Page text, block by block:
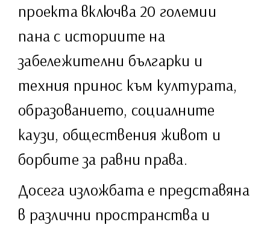
проекта включва 20 големии
пана с историите на
забележителни българки и
техния принос към културата,
образованието, социалните
каузи, обществения живот и
борбите за равни права.
Досега изложбата е представяна
в различни пространства и